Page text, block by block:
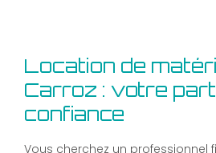
Location de
Carroz : votre
confiance
Vous cherchez un professionnel